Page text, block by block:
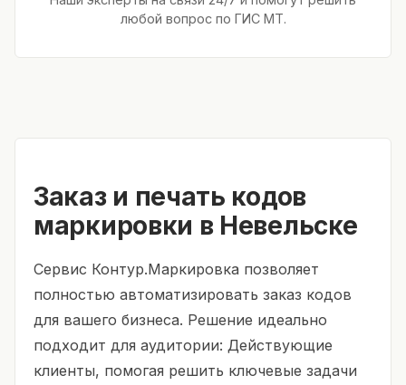
любой вопрос по ГИС МТ.
Заказ и печать кодов
маркировки в Невельске
Сервис Контур.Маркировка позволяет
полностью автоматизировать заказ кодов
для вашего бизнеса. Решение идеально
подходит для аудитории: Действующие
клиенты, помогая решить ключевые задачи